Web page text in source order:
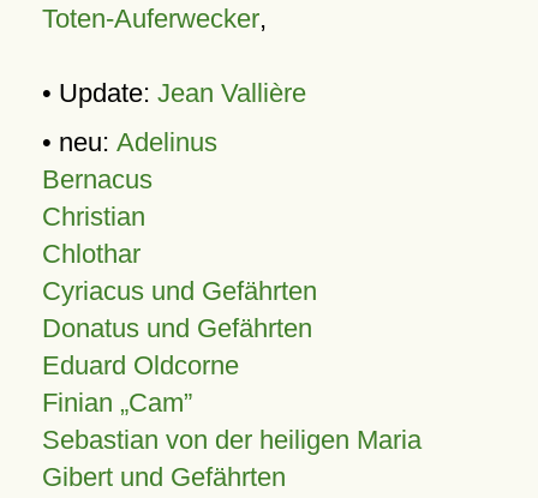
Toten-Auferwecker,
• Update: Jean Vallière
• neu: Adelinus
Bernacus
Christian
Chlothar
Cyriacus und Gefährten
Donatus und Gefährten
Eduard Oldcorne
Finian Cam
Sebastian von der heiligen Maria
Gibert und Gefährten